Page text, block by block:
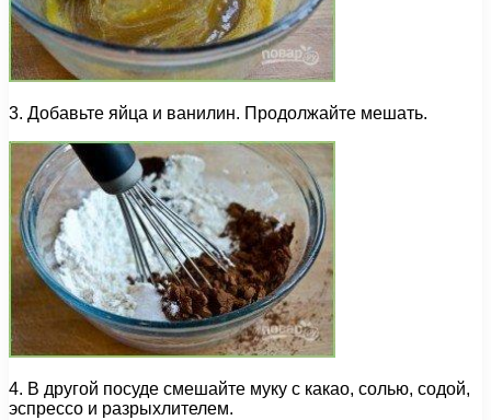
3. Добавьте яйца и ванилин. Продолжайте мешать.
4. В другой посуде смешайте муку с какао, солью, содой,
эспрессо и разрыхлителем.